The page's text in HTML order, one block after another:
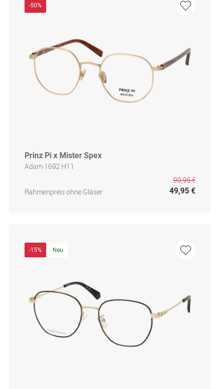
-50%
Prinz Pi x Mister Spex
Adam 1692 H11
Rahmenpreis ohne Gläser
99,95 €
49,95 €
-15% Neu